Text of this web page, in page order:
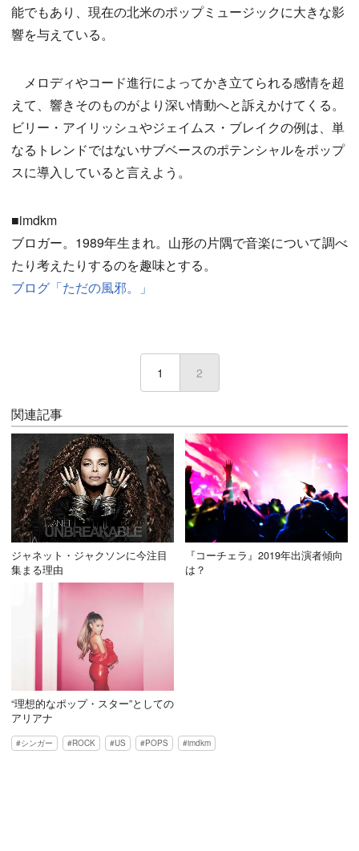
能でもあり、現在の北米のポップミュージックに大きな影
響を与えている。
メロディやコード進行によってかき立てられる感情を超
えて、響きそのものがより深い情動へと訴えかけてくる。
ビリー・アイリッシュやジェイムス・ブレイクの例は、単
なるトレンドではないサブベースのポテンシャルをポップ
スに導入していると言えよう。
■imdkm
ブロガー。1989年生まれ。山形の片隅で音楽について調べ
たり考えたりするのを趣味とする。
ブログ「ただの風邪。」
1 2
関連記事
ジャネット・ジャクソンに今注目
集まる理由
『コーチェラ』2019年出演者傾向
は？
“理想的なポップ・スター”としての
アリアナ
シンガー ROCK US POPS imdkm